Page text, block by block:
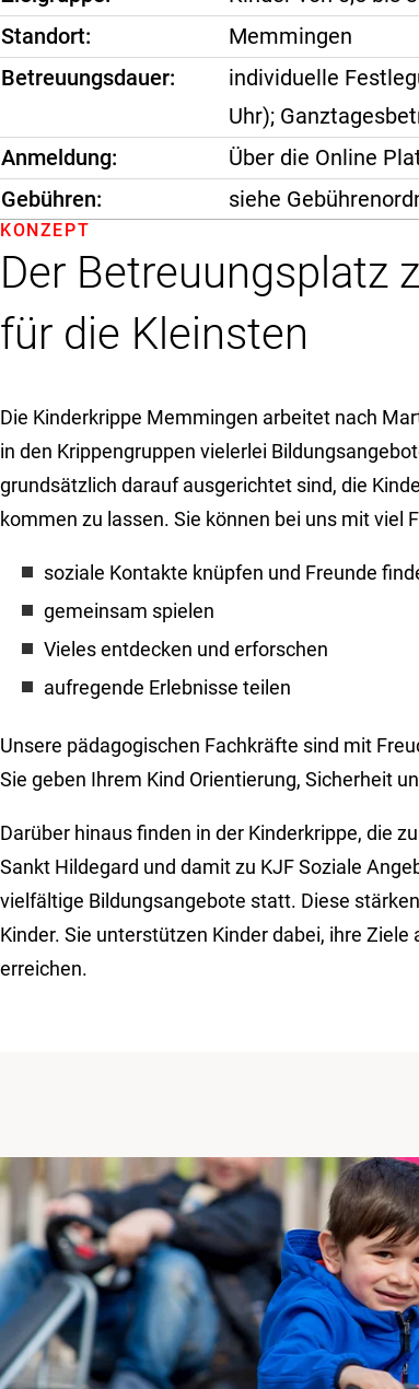
Standort
Memmingen
Betreuungsdauer
individuelle
Uhr);
Anmeldung
Über die Online
Gebühren
siehe
Der Betreuungsplatz
für die Kleinsten
KONZEPT
Die Kinderkrippe Memmingen arbeitet nach
in den Krippengruppen vielerlei
grundsätzlich darauf ausgerichtet sind, die
kommen zu lassen. Sie können bei uns mit viel
soziale Kontakte knüpfen und Freunde
gemeinsam spielen
Vieles entdecken und erforschen
aufregende Erlebnisse teilen
Unsere pädagogischen Fachkräfte sind mit
Sie geben Ihrem Kind Orientierung, Sicherheit
Darüber hinaus finden in der Kinderkrippe, die
Sankt Hildegard und damit zu KJF Soziale
vielfältige Bildungsangebote statt. Diese
Kinder. Sie unterstützen Kinder dabei, ihre Ziele
erreichen.